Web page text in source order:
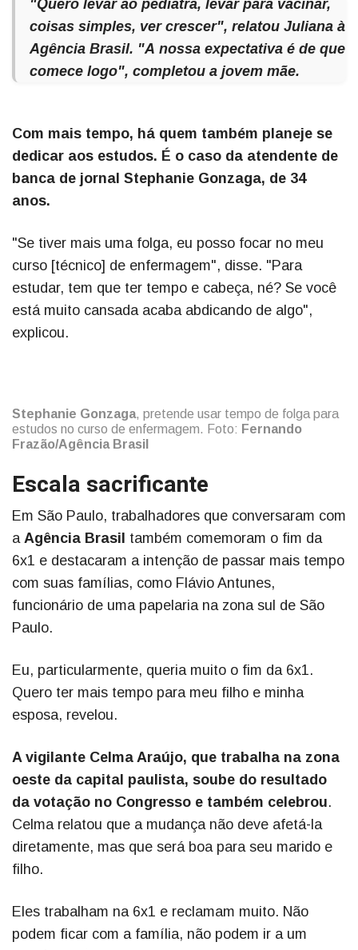
"Quero levar ao pediatra, levar para vacinar,
coisas simples, ver crescer", relatou Juliana à
Agência Brasil. "A nossa expectativa é de que
comece logo", completou a jovem mãe.
Com mais tempo, há quem também planeje se
dedicar aos estudos. É o caso da atendente de
banca de jornal Stephanie Gonzaga, de 34
anos.
"Se tiver mais uma folga, eu posso focar no meu
curso [técnico] de enfermagem", disse. "Para
estudar, tem que ter tempo e cabeça, né? Se você
está muito cansada acaba abdicando de algo",
explicou.
Stephanie Gonzaga, pretende usar tempo de folga para
estudos no curso de enfermagem. Foto: Fernando
Frazão/Agência Brasil
Escala sacrificante
Em São Paulo, trabalhadores que conversaram com
a Agência Brasil também comemoram o fim da
6x1 e destacaram a intenção de passar mais tempo
com suas famílias, como Flávio Antunes,
funcionário de uma papelaria na zona sul de São
Paulo.
Eu, particularmente, queria muito o fim da 6x1.
Quero ter mais tempo para meu filho e minha
esposa, revelou.
A vigilante Celma Araújo, que trabalha na zona
oeste da capital paulista, soube do resultado
da votação no Congresso e também celebrou.
Celma relatou que a mudança não deve afetá-la
diretamente, mas que será boa para seu marido e
filho.
Eles trabalham na 6x1 e reclamam muito. Não
podem ficar com a família, não podem ir a um